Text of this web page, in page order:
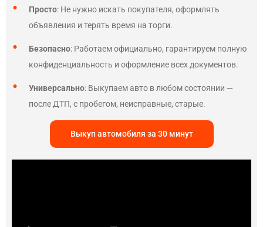
Просто: Не нужно искать покупателя, оформлять
объявления и терять время на торги.
Безопасно: Работаем официально, гарантируем полную
конфиденциальность и оформление всех документов.
Универсально: Выкупаем авто в любом состоянии —
после ДТП, с пробегом, неисправные, старые.
Выкуп автомобиля за 30 минут